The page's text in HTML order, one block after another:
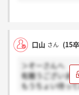
口山 さん (15
＞ぞーさんへ
有難うございま
もうちょい待っ